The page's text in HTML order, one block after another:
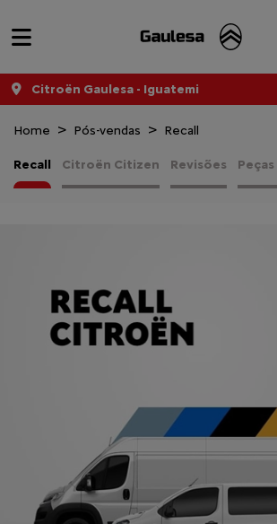
Citroën Gaulesa - Iguatemi
Home Pós-vendas Recall
Citroën Citizen Revisões
Recall